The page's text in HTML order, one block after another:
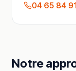
04 65 84
Notre